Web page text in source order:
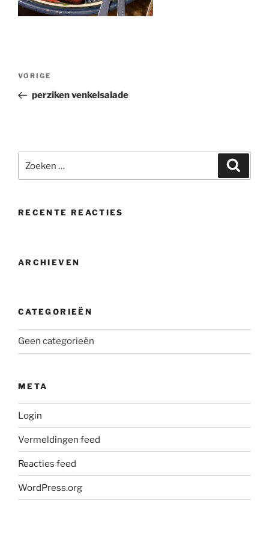
Bericht
Vorig
bericht
VORIGE
perziken venkelsalade
naar:
RECENTE REACTIES
ARCHIEVEN
CATEGORIEËN
Geen categorieën
META
Login
Vermeldingen feed
Reacties feed
WordPress.org